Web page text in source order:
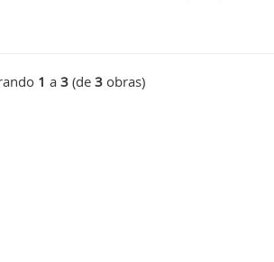
1 a 3 (de 3 obras)